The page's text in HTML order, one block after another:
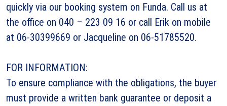
quickly via our booking system on Funda. Call us at
the office on 040 – 223 09 16 or call Erik on mobile
at 06-30399669 or Jacqueline on 06-51785520.
FOR INFORMATION:
To ensure compliance with the obligations, the buyer
must provide a written bank guarantee or deposit a